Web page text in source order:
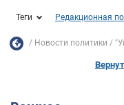
Теги Редакционная
Новости политики